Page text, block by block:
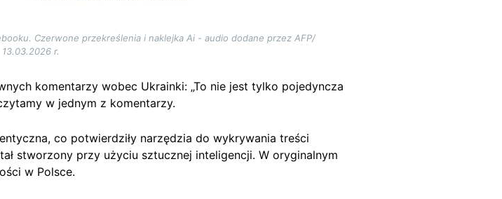
Czerwone przekreślenia i naklejka Ai - audio dodane przez AFP/
13.03.2026 r.
komentarzy wobec Ukrainki: „To nie jest tylko pojedyncza
w jednym z komentarzy.
co potwierdziły narzędzia do wykrywania treści
stworzony przy użyciu sztucznej inteligencji. W oryginalnym
w Polsce.